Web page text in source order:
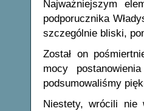
Najważniejszym
podporucznika
szczególnie bliski,
Został on
mocy
podsumowaliśmy
Niestety, wrócili nie